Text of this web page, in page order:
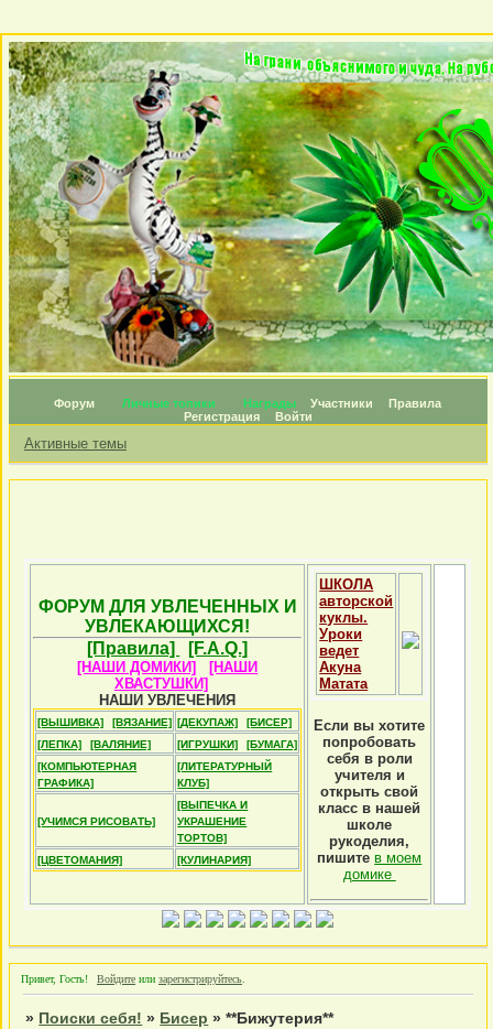
Форум Личные топики Награды Участники
Правила
Регистрация
Войти
Активные темы
ФОРУМ ДЛЯ УВЛЕЧЕННЫХ И
УВЛЕКАЮЩИХСЯ!
[Правила]
[F.A.Q.]
[НАШИ ДОМИКИ]
[НАШИ
ХВАСТУШКИ]
НАШИ УВЛЕЧЕНИЯ
[ВЫШИВКА] [ВЯЗАНИЕ] [ДЕКУПАЖ]
[БИСЕР]
[ЛЕПКА]
[ВАЛЯНИЕ] [ИГРУШКИ]
[БУМАГА]
[КОМПЬЮТЕРНАЯ
ГРАФИКА]
[ЛИТЕРАТУРНЫЙ
КЛУБ]
[УЧИМСЯ РИСОВАТЬ]
[ВЫПЕЧКА И
УКРАШЕНИЕ
ТОРТОВ]
[ЦВЕТОМАНИЯ]
[КУЛИНАРИЯ]
ШКОЛА
авторской
куклы.
Уроки
ведет
Акуна
Матата
Если вы хотите
попробовать
себя в роли
учителя и
открыть свой
класс в нашей
школе
рукоделия,
пишите в моем
домике
Привет, Гость! Войдите или зарегистрируйтесь
» Поиски себя! » Бисер »**Бижутерия**